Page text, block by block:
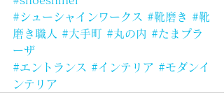
#シューシャインワークス #靴磨き
#靴
磨き職人
#大手町 #丸の内 #たまプラ
ーザ
#エントランス #インテリア #モダンイ
ンテリア